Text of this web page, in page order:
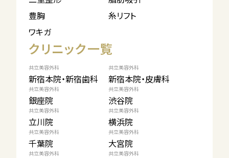
豊胸
糸リフト
ワキガ
クリニック一覧
共立美容外科
新宿本院・新宿歯科
共立美容外科
新宿本院・皮膚科
共立美容外科
銀座院
共立美容外科
渋谷院
共立美容外科
立川院
共立美容外科
横浜院
共立美容外科
千葉院
共立美容外科
大宮院
共立美容外科 共立美容外科